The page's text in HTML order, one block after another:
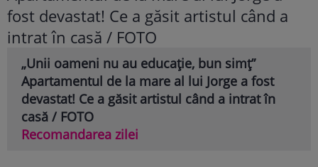
„Unii oameni nu au educație, bun simț”
Apartamentul de la mare al lui Jorge a fost
devastat! Ce a găsit artistul când a intrat în
casă / FOTO
Recomandarea zilei